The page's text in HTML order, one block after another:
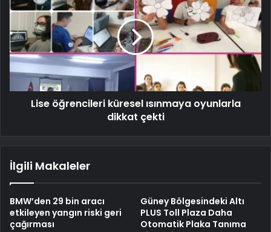
Lise öğrencileri küresel ısınmaya oyunlarla
dikkat çekti
İlgili Makaleler
BMW’den 29 bin aracı
etkileyen yangın riski geri
çağırması
Güney Bölgesindeki Altı
PLUS Toll Plaza Daha
Otomatik Plaka Tanıma